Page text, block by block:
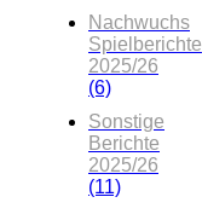
Nachwuchs
Spielberichte
2025/26
(6)
Sonstige
Berichte
2025/26
(11)